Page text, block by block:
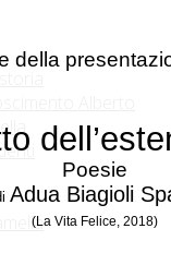
della
Poesie
Adua Biagioli
(La Vita Felice, 2018)